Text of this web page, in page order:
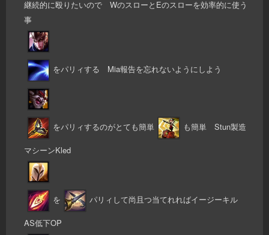
継続的に殴りたいので WのスローとEのスローを効率的に使う
事
をパリィする Mia報告を忘れないようにしよう
をパリィするのがとても簡単 も簡単 Stun製造
マシーンKled
を パリィして尚且つ当てれればイージーキル
AS低下OP